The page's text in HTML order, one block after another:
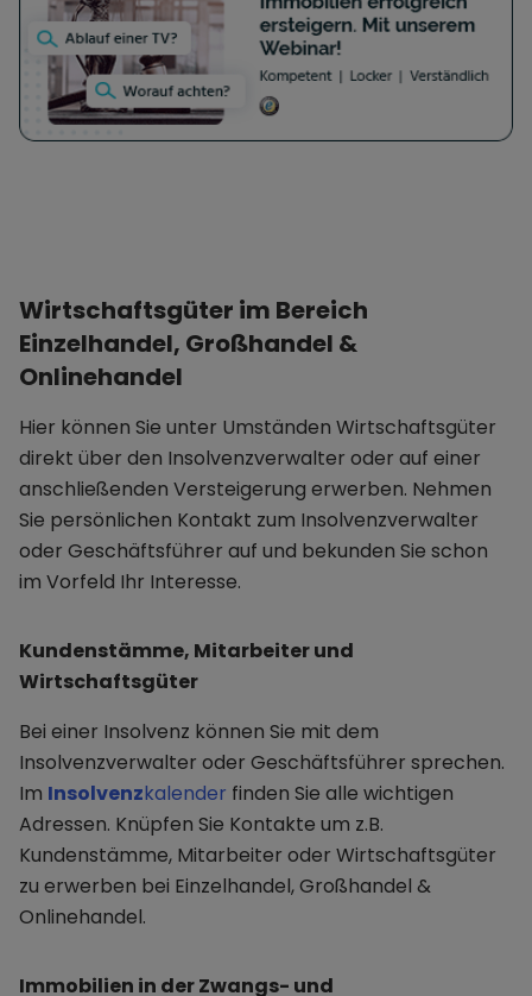
Wirtschaftsgüter im Bereich
Einzelhandel, Großhandel &
Onlinehandel
Hier können Sie unter Umständen Wirtschaftsgüter
direkt über den Insolvenzverwalter oder auf einer
anschließenden Versteigerung erwerben. Nehmen
Sie persönlichen Kontakt zum Insolvenzverwalter
oder Geschäftsführer auf und bekunden Sie schon
im Vorfeld Ihr Interesse.
Kundenstämme, Mitarbeiter und
Wirtschaftsgüter
Bei einer Insolvenz können Sie mit dem
Insolvenzverwalter oder Geschäftsführer sprechen.
Im Insolvenzkalender finden Sie alle wichtigen
Adressen. Knüpfen Sie Kontakte um z.B.
Kundenstämme, Mitarbeiter oder Wirtschaftsgüter
zu erwerben bei Einzelhandel, Großhandel &
Onlinehandel.
Immobilien in der Zwangs- und